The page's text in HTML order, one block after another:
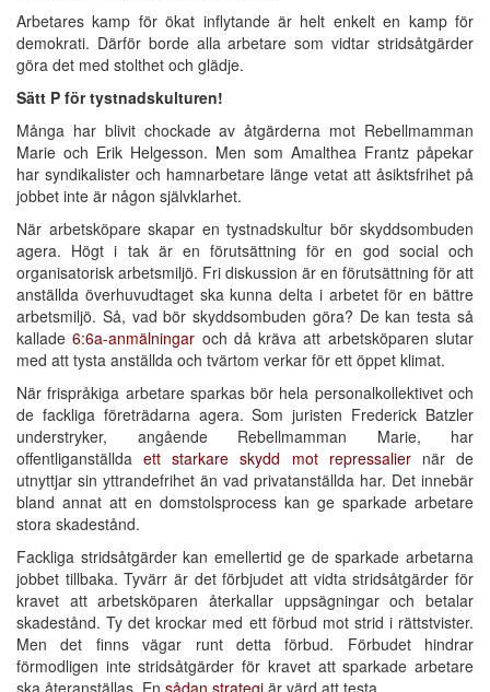
Arbetares kamp för ökat inflytande är helt enkelt en kamp för
demokrati. Därför borde alla arbetare som vidtar stridsåtgärder
göra det med stolthet och glädje.
Sätt P för tystnadskulturen!
Många har blivit chockade av åtgärderna mot Rebellmamman
Marie och Erik Helgesson. Men som Amalthea Frantz påpekar
har syndikalister och hamnarbetare länge vetat att åsiktsfrihet på
jobbet inte är någon självklarhet.
När arbetsköpare skapar en tystnadskultur bör skyddsombuden
agera. Högt i tak är en förutsättning för en god social och
organisatorisk arbetsmiljö. Fri diskussion är en förutsättning för att
anställda överhuvudtaget ska kunna delta i arbetet för en bättre
arbetsmiljö. Så, vad bör skyddsombuden göra? De kan testa så
kallade6:6a-anmälningar och då kräva att arbetsköparen slutar
med att tysta anställda och tvärtom verkar för ett öppet klimat.
När frispråkiga arbetare sparkas bör hela personalkollektivet och
de fackliga företrädarna agera. Som juristen Frederick Batzler
understryker, angående Rebellmamman Marie, har
offentliganställdaett starkare skydd mot repressaliernär de
utnyttjar sin yttrandefrihet än vad privatanställda har. Det innebär
bland annat att en domstolsprocess kan ge sparkade arbetare
stora skadestånd.
Fackliga stridsåtgärder kan emellertid ge de sparkade arbetarna
jobbet tillbaka. Tyvärr är det förbjudet att vidta stridsåtgärder för
kravet att arbetsköparen återkallar uppsägningar och betalar
skadestånd. Ty det krockar med ett förbud mot strid i rättstvister.
Men det finns vägar runt detta förbud. Förbudet hindrar
förmodligen inte stridsåtgärder för kravet att sparkade arbetare
ska återanställas. En sådan strategi är värd att testa.